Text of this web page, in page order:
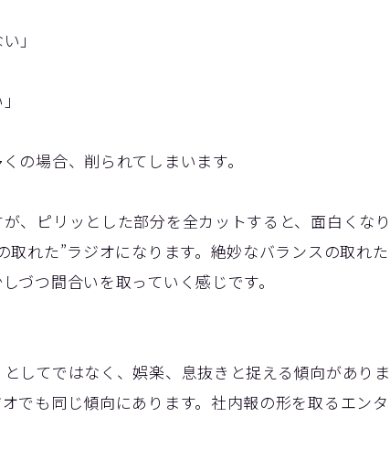
」
の場合、削られてしまいます。
、ピリッとした部分を全カットすると、面白くなり
取れた”ラジオになります。絶妙なバランスの取れた
づつ間合いを取っていく感じです。
してではなく、娯楽、息抜きと捉える傾向がありま
でも同じ傾向にあります。社内報の形を取るエンタ